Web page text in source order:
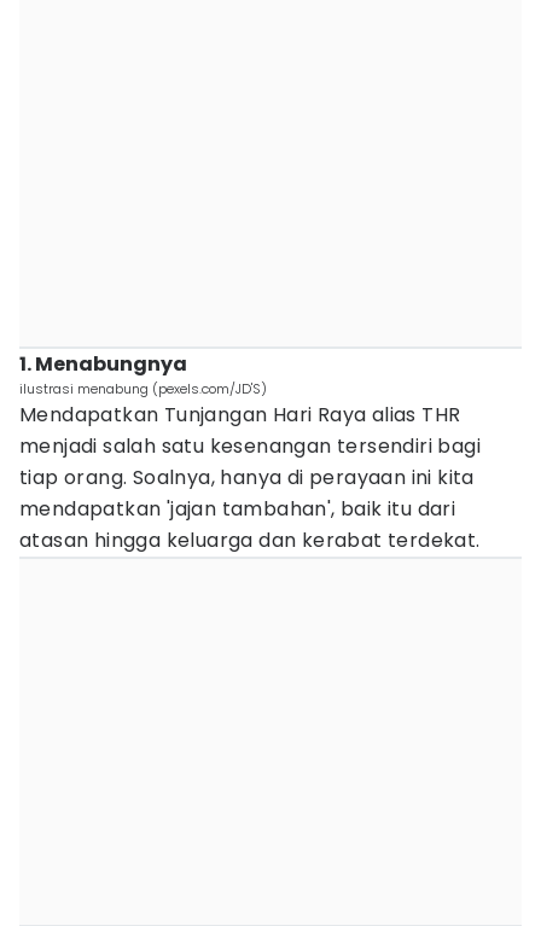
1. Menabungnya
ilustrasi menabung (pexels.com/JD'S)
Mendapatkan Tunjangan Hari Raya alias THR
menjadi salah satu kesenangan tersendiri bagi
tiap orang. Soalnya, hanya di perayaan ini kita
mendapatkan 'jajan tambahan', baik itu dari
atasan hingga keluarga dan kerabat terdekat.